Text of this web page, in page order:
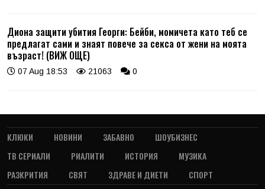
Диона защити убития Георги: Бейби, момичета като теб се
предлагат сами и знаят повече за секса от жени на моята
възраст! (ВИЖ ОЩЕ)
07 Aug 18:53 21063 0
КЛЮКИ НОВИНИ ЗАБАВНО
ШОУБИЗНЕС
ТВ СЕРИАЛИ
РИАЛИТИ ИСТОРИЯ
МУЗИКА
РАЗКРИТИЯ
СВЯТ ЗДРАВЕ И ДИЕТИ СПОРТ